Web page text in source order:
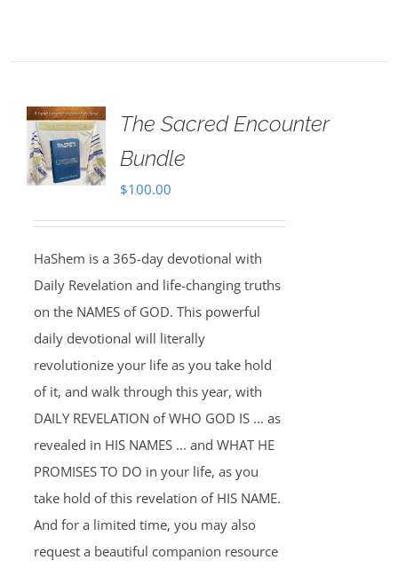
The Sacred Encounter
Bundle
$100.00
HaShem is a 365-day devotional with
Daily Revelation and life-changing truths
on the NAMES of GOD. This powerful
daily devotional will literally
revolutionize your life as you take hold
of it, and walk through this year, with
DAILY REVELATION of WHO GOD IS ... as
revealed in HIS NAMES ... and WHAT HE
PROMISES TO DO in your life, as you
take hold of this revelation of HIS NAME.
And for a limited time, you may also
request a beautiful companion resource